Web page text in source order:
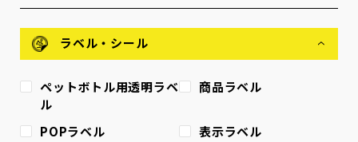
ラベル・シール
ペットボトル用透明ラベ
ル
商品ラベル
POPラベル
表示ラベル